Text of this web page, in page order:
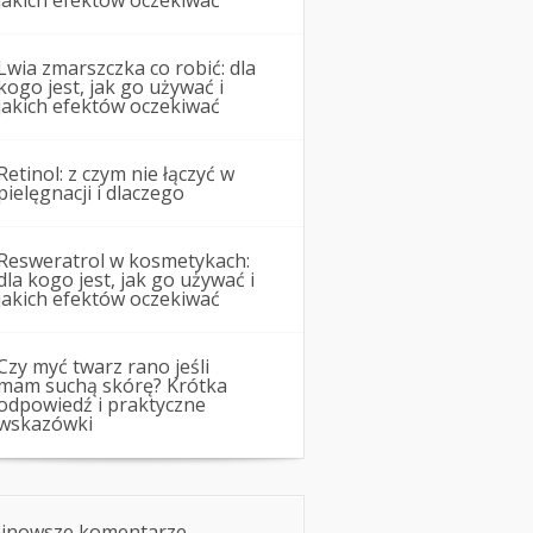
zmarszczka co robić: dla
jest, jak go używać i
efektów oczekiwać
z czym nie łączyć w
i dlaczego
w kosmetykach:
kogo jest, jak go używać i
efektów oczekiwać
myć twarz rano jeśli
suchą skórę? Krótka
i praktyczne